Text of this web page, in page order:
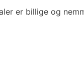
er billige og